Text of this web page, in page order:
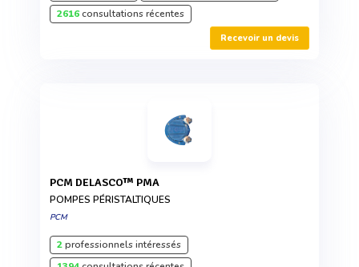
2616consultations récentes
Recevoir un devis
PCM DELASCO™ PMA
POMPES PÉRISTALTIQUES
PCM
2professionnels intéressés